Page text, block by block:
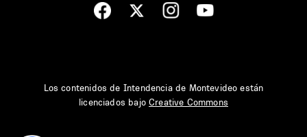
Los contenidos de Intendencia de Montevideo están
licenciados bajoCreative Commons